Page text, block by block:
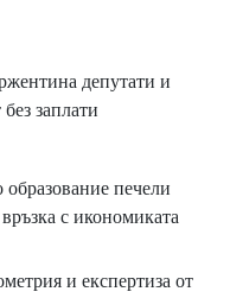
депутати и
заплати
печели
с икономиката
и експертиза от